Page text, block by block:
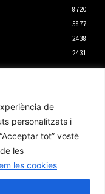
de
personalitzats i
tot” vostè
les
les cookies
8720
5877
2438
2431
i
al
un